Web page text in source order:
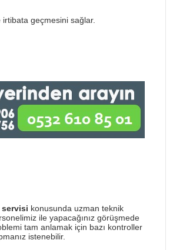
irtibata geçmesini sağlar.
servisi konusunda uzman teknik
ile yapacağınız görüşmede
tam anlamak için bazı kontroller
istenebilir.